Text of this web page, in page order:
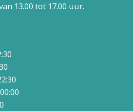
13.00 tot 17.00 uur.